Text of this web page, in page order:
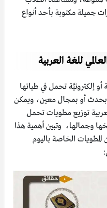
جميلة مكتوبة بأحد أنواع
للغة العربية
إلكترونيَّة تحمل في طياتها
بحدث أو بمجال معين، ويمكن
توزيع مطويات تحمل
وجمالها، وتبين أهمية هذا
الخاصة باليوم